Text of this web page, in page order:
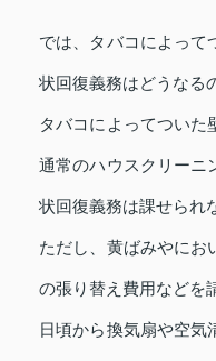
では、タバコによって
状回復義務はどうなる
タバコによってついた
通常のハウスクリーニ
状回復義務は課せられ
ただし、黄ばみやにお
の張り替え費用などを
日頃から換気扇や空気